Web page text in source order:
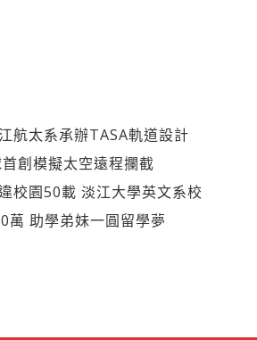
航太系承辦TASA軌道設計
創模擬太空遠程攔截
校園50載 淡江大學英文系校
萬 助學弟妹一圓留學夢